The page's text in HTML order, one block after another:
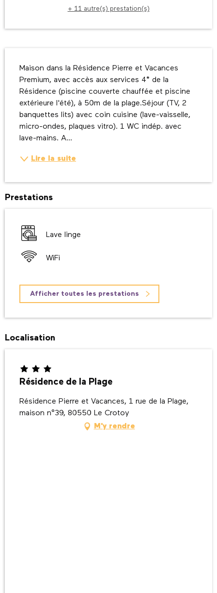
+ 11 autre(s) prestation(s)
Maison dans la Résidence Pierre et Vacances
Premium, avec accès aux services 4* de la
Résidence (piscine couverte chauffée et piscine
extérieure l'été), à 50m de la plage.Séjour (TV, 2
banquettes lits) avec coin cuisine (lave-vaisselle,
micro-ondes, plaques vitro). 1 WC indép. avec
lave-mains. A...
Lire la suite
Prestations
Lave linge
WiFi
Afficher toutes les prestations
Localisation
Résidence de la Plage
Résidence Pierre et Vacances, 1 rue de la Plage,
maison n°39, 80550 Le Crotoy
M'y rendre